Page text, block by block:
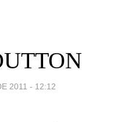
2011 - 12:12